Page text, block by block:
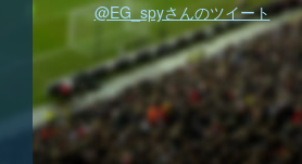
@EG_spyさんのツイート